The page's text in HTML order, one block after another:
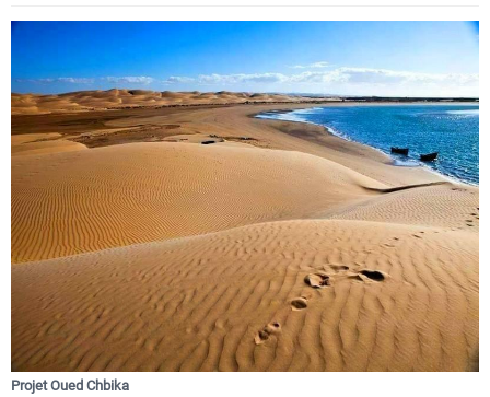
Projet Oued Chbika